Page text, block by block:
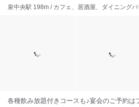
泉中央駅 198m / カフェ、居酒屋、ダイニングバ
各種飲み放題付きコースも♪宴会のご予約は